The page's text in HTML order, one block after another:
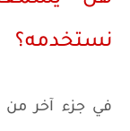
نستخدمه؟
في جزء آخر من